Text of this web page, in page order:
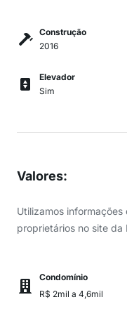
Construção
2016
Elevador
Sim
Valores:
Utilizamos
proprietários no site
Condomínio
R$ 2mil a 4,6mil